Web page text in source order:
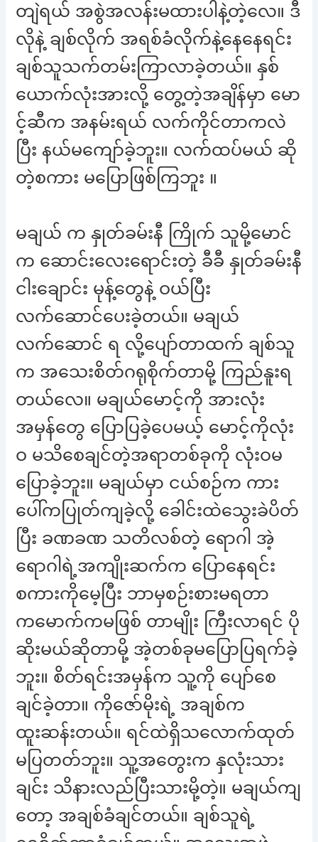
တျဲရယ် အစွဲအလန်းမထားပါနဲ့တဲ့လေ။ ဒီ
လိုနဲ့ ချစ်လိုက် အရစ်ခံလိုက်နဲ့နေနေရင်း
ချစ်သူသက်တမ်းကြာလာခဲ့တယ်။ နှစ်
ယောက်လုံးအားလို့ တွေ့တဲ့အချိန်မှာ မော
င့်ဆီက အနမ်းရယ် လက်ကိုင်တာကလဲ
ပြီး နယ်မကျော်ခဲ့ဘူး။ လက်ထပ်မယ် ဆို
တဲ့စကား မပြောဖြစ်ကြဘူး ။
မချယ် က နှုတ်ခမ်းနီ ကြိုက် သူမို့မောင်
က ဆောင်းလေးရောင်းတဲ့ ခီခီ နှုတ်ခမ်းနီ
ငါးချောင်း မုန့်တွေနဲ့ ဝယ်ပြီး
လက်ဆောင်ပေးခဲ့တယ်။ မချယ်
လက်ဆောင် ရ လို့ပျော်တာထက် ချစ်သူ
က အသေးစိတ်ဂရုစိုက်တာမို့ ကြည်နူးရ
တယ်လေ။ မချယ်မောင့်ကို အားလုံး
အမှန်တွေ ပြောပြခဲ့ပေမယ့် မောင့်ကိုလုံး
ဝ မသိစေချင်တဲ့အရာတစ်ခုကို လုံးဝမ
ပြောခဲ့ဘူး။ မချယ်မှာ ငယ်စဉ်က ကား
ပေါ်ကပြုတ်ကျခဲ့လို့ ခေါင်းထဲသွေးခဲပိတ်
ပြီး ခဏခဏ သတိလစ်တဲ့ ရောဂါ အဲ့
ရောဂါရဲ့အကျိုးဆက်က ပြောနေရင်း
စကားကိုမေ့ပြီး ဘာမှစဉ်းစားမရတာ
ကမောက်ကမဖြစ် တာမျိုး ကြီးလာရင် ပို
ဆိုးမယ်ဆိုတာမို့ အဲ့တစ်ခုမပြောပြရက်ခဲ့
ဘူး။ စိတ်ရင်းအမှန်က သူ့ကို ပျော်စေ
ချင်ခဲ့တာ။ ကိုဇော်မိုးရဲ့ အချစ်က
ထူးဆန်းတယ်။ ရင်ထဲရှိသလောက်ထုတ်
မပြတတ်ဘူး။ သူ့အတွေးက နှလုံးသား
ချင်း သိနားလည်ပြီးသားမို့တဲ့။ မချယ်ကျ
တော့ အချစ်ခံချင်တယ်။ ချစ်သူရဲ့